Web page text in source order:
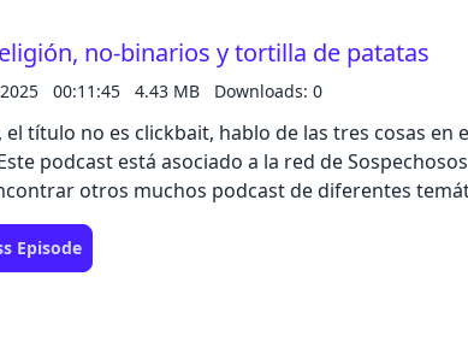
no-binarios y tortilla de patatas
00:11:45 4.43 MB Downloads: 0
el título no es clickbait, hablo de las tres cosas en
podcast está asociado a la red de
otros muchos podcast de diferentes
Episode